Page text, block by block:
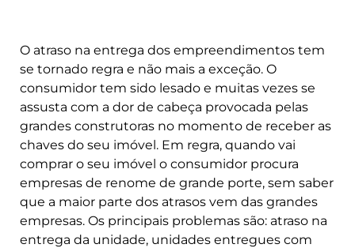
O atraso na entrega dos empreendimentos tem
se tornado regra e não mais a exceção. O
consumidor tem sido lesado e muitas vezes se
assusta com a dor de cabeça provocada pelas
grandes construtoras no momento de receber as
chaves do seu imóvel. Em regra, quando vai
comprar o seu imóvel o consumidor procura
empresas de renome de grande porte, sem saber
que a maior parte dos atrasos vem das grandes
empresas. Os principais problemas são: atraso na
entrega da unidade, unidades entregues com